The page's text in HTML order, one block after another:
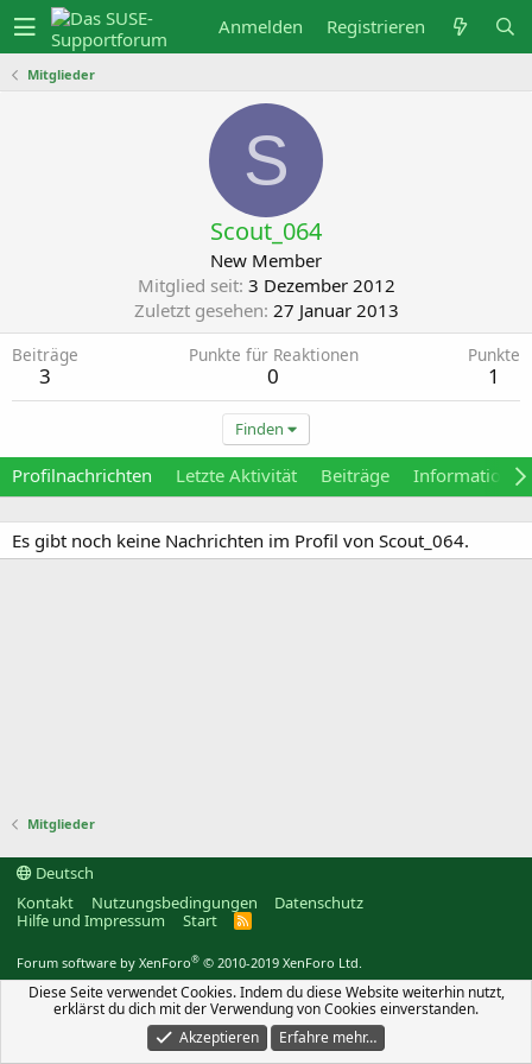
Anmelden Registrieren
Mitglieder
S
Scout_064
New Member
Mitglied seit 3 Dezember 2012
Zuletzt gesehen 27 Januar 2013
Beiträge
3
Punkte für Reaktionen
0
Punkte
1
Finden
Profilnachrichten Letzte Aktivität Beiträge Informationen
Es gibt noch keine Nachrichten im Profil von Scout_064.
Mitglieder
Deutsch
Kontakt
Nutzungsbedingungen
Datenschutz
Hilfe und Impressum
Start
R
Forum software by XenForo® © 2010-2019 XenForo Ltd.
Diese Seite verwendet Cookies. Indem du diese Website weiterhin nutzt,
erklärst du dich mit der Verwendung von Cookies einverstanden.
Akzeptieren
Erfahre mehr…